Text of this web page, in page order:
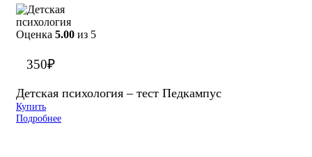
Оценка 5.00 из 5
350₽
Детская психология – тест Педкампус
Купить
Подробнее